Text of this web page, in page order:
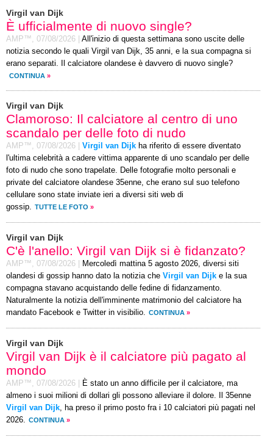
Virgil van Dijk
È ufficialmente di nuovo single?
AMP™, 07/08/2026
All'inizio di questa settimana sono uscite delle
notizia secondo le quali Virgil van Dijk, 35 anni, e la sua compagna si
erano separati. Il calciatore olandese è davvero di nuovo single?
CONTINUA »
Virgil van Dijk
Clamoroso: Il calciatore al centro di uno
scandalo per delle foto di nudo
AMP™, 07/08/2026 Virgil van Dijk ha riferito di essere diventato
l'ultima celebrità a cadere vittima apparente di uno scandalo per delle
foto di nudo che sono trapelate. Delle fotografie molto personali e
private del calciatore olandese 35enne, che erano sul suo telefono
cellulare sono state inviate ieri a diversi siti web di
gossip. TUTTE LE FOTO »
Virgil van Dijk
C'è l'anello: Virgil van Dijk si è fidanzato?
AMP™, 07/08/2026
Mercoledì mattina 5 agosto 2026, diversi siti
olandesi di gossip hanno dato la notizia che Virgil van Dijk e la sua
compagna stavano acquistando delle fedine di fidanzamento.
Naturalmente la notizia dell'imminente matrimonio del calciatore ha
mandato Facebook e Twitter in visibilio. CONTINUA »
Virgil van Dijk
Virgil van Dijk è il calciatore più pagato al
mondo
AMP™, 07/08/2026
È stato un anno difficile per il calciatore, ma
almeno i suoi milioni di dollari gli possono alleviare il dolore. Il 35enne
Virgil van Dijk, ha preso il primo posto fra i 10 calciatori più pagati nel
2026. CONTINUA »